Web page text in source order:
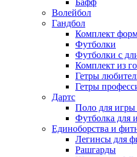
Волейбол
Гандбол
Комплект
Футболки
Футболки с
Комплект из
Гетры
Гетры
Дартс
Поло для игры
Футболка для
Единоборства и
Легинсы для
Рашгарды